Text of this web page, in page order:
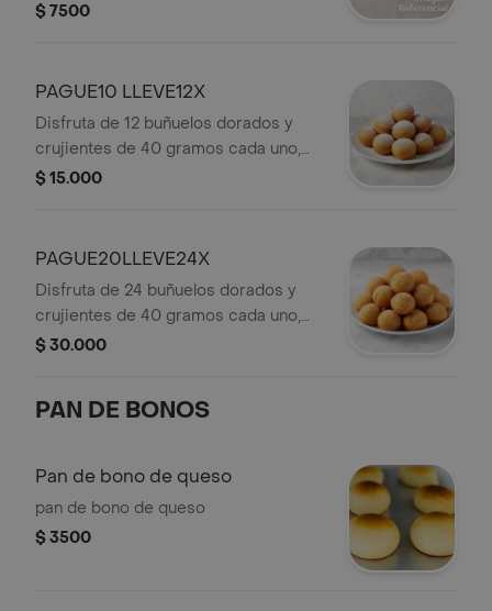
$ 7500
PAGUE10 LLEVE12X
Disfruta de 12 buñuelos dorados y
crujientes de 40 gramos cada uno,
pagando solo por 10. Una oferta
$ 15.000
PAGUE20LLEVE24X
Disfruta de 24 buñuelos dorados y
crujientes de 40 gramos cada uno,
pagando solo por 20. Perfectos para
$ 30.000
PAN DE BONOS
Pan de bono de queso
pan de bono de queso
$ 3500